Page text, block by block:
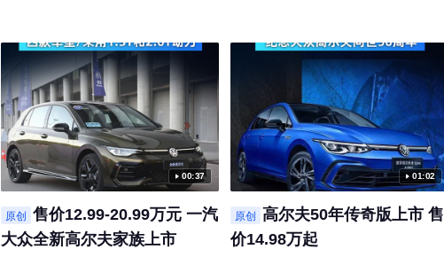
00:37
原创
售价12.99-20.99万元 一汽
大众全新高尔夫家族上市
01:02
原创
高尔夫50年传奇版上市 售
价14.98万起